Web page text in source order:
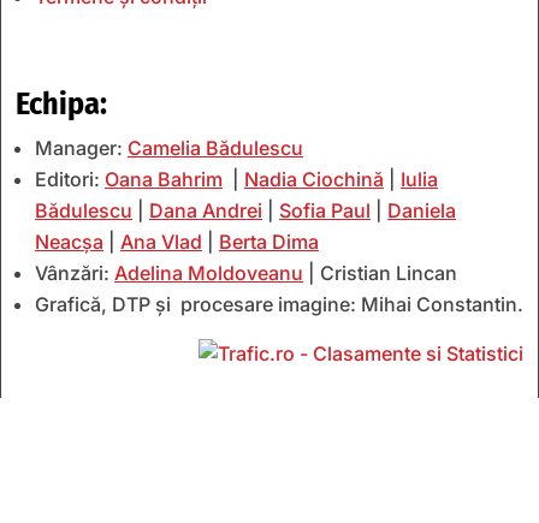
Echipa:
Manager: Camelia Bădulescu
Editori: Oana Bahrim Nadia Ciochină
Iulia
Bădulescu
Dana Andrei Sofia Paul
Daniela
Neacșa
Ana Vlad
Berta Dima
Vânzări: Adelina Moldoveanu | Cristian Lincan
Grafică, DTP și procesare imagine: Mihai Constantin.